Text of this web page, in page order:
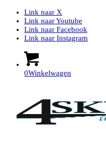
Link naar X
Link naar Youtube
Link naar Facebook
Link naar Instagram
0Winkelwagen